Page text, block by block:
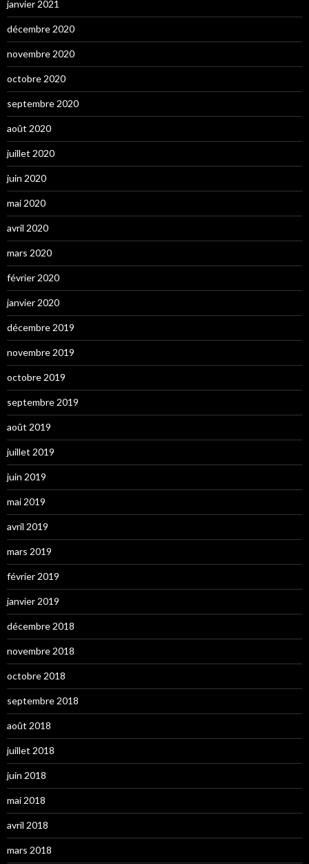
janvier 2021
décembre 2020
novembre 2020
octobre 2020
septembre 2020
août 2020
juillet 2020
juin 2020
mai 2020
avril 2020
mars 2020
février 2020
janvier 2020
décembre 2019
novembre 2019
octobre 2019
septembre 2019
août 2019
juillet 2019
juin 2019
mai 2019
avril 2019
mars 2019
février 2019
janvier 2019
décembre 2018
novembre 2018
octobre 2018
septembre 2018
août 2018
juillet 2018
juin 2018
mai 2018
avril 2018
mars 2018